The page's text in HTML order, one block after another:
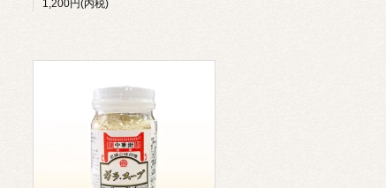
1,200円(内税)